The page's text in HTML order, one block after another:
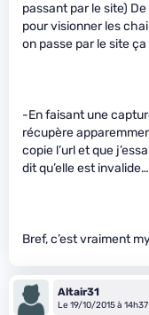
passant par le site)
pour visionner les
on passe par le site ça
-En faisant une
récupère
copie l’url et que
dit qu’elle est invalide…
Bref, c’est vraiment
Altair31
Le 19/10/2015 à 14h37